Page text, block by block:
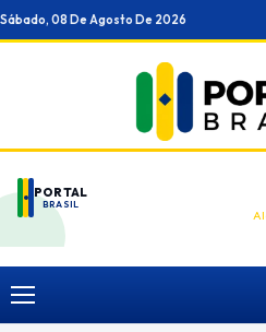
Ir
para
Sábado, 08 De Agosto De 2026
PORTAL
BRASIL
Menu